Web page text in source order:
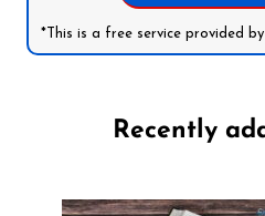
*This is a free service provided
Recently